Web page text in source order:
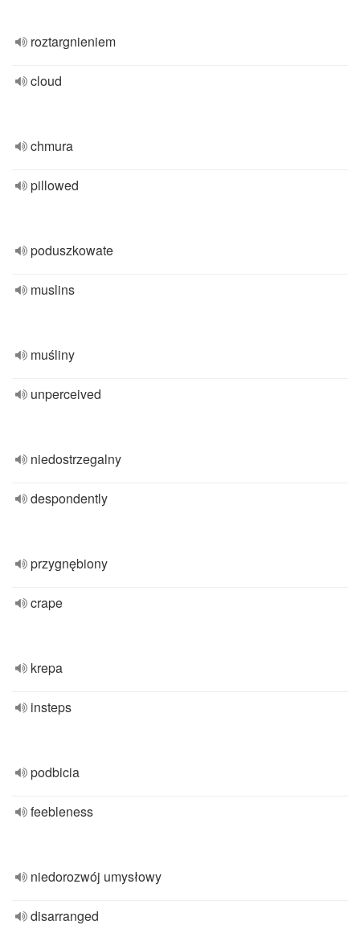
roztargnieniem
cloud
chmura
pillowed
poduszkowate
muslins
muśliny
unperceived
niedostrzegalny
despondently
przygnębiony
crape
krepa
insteps
podbicia
feebleness
niedorozwój umysłowy
disarranged